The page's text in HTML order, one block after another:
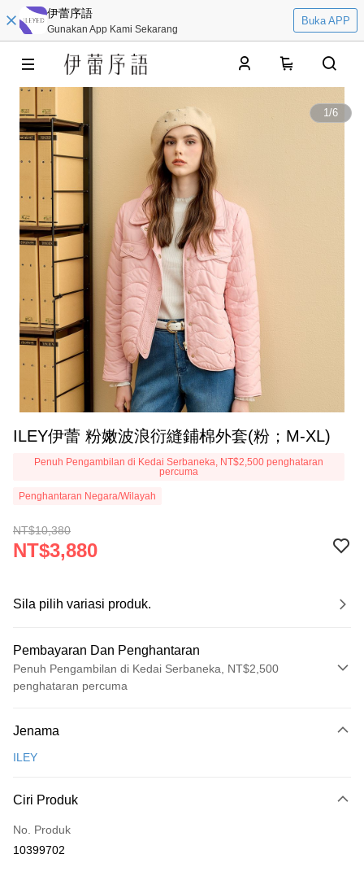
伊蕾序語
Gunakan App Kami Sekarang
Buka APP
1/6
ILEY伊蕾 粉嫩波浪衍縫鋪棉外套(粉；M-XL)
Penuh Pengambilan di Kedai Serbaneka, NT$2,500 penghataran
percuma
Penghantaran Negara/Wilayah
NT$10,380
NT$3,880
Sila pilih variasi produk.
Pembayaran Dan Penghantaran
Penuh Pengambilan di Kedai Serbaneka, NT$2,500
penghataran percuma
Kad Kredit (Bayaran Penuh)
3 ansuran pada kadar faedah 0,
Hua Nan Commercial
Bank
Pengambilan di Kedai Serbaneka
LINE Pay
Jenama
ILEY
Ciri Produk
No. Produk
10399702